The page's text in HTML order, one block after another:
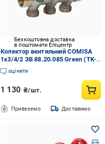
Безкоштовна доставка
в поштомати Епіцентр
Колектор вентильний COMISA
1х3/4/2 ЗВ 88.20.085 Green (TK-
CL062400203N)
оцінити
1 130 ₴/шт.
Привеземо Доставимо